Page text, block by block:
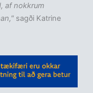
af nokkrum
sagði Katrine